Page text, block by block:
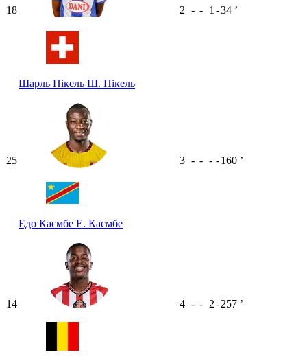
18
Шарль Пікель Ш. Пікель
2 - - 1 -34 ʼ
25
Едо Каємбе Е. Каємбе
3 - - - -160 ʼ
14 4 - - 2-257 ʼ